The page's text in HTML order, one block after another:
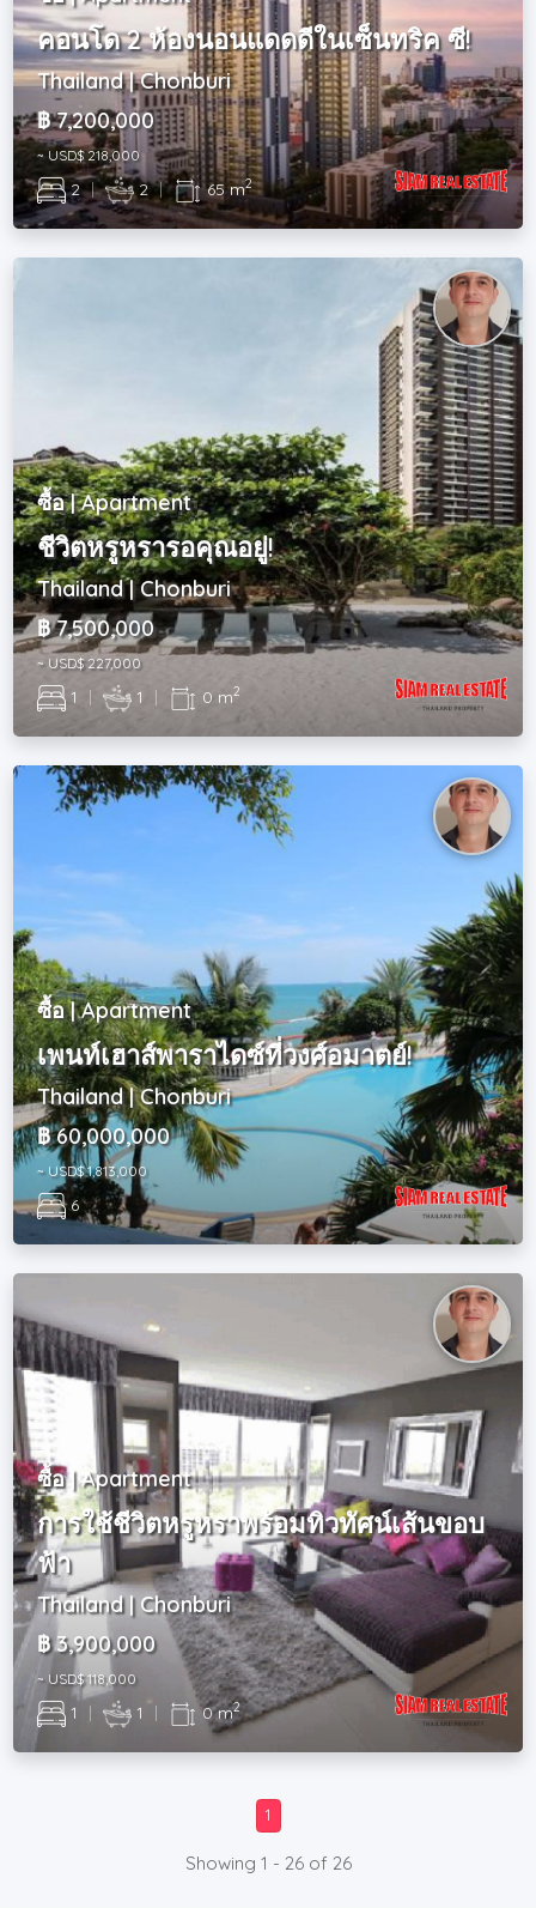
คอนโด 2 ห้องนอนแดดดีในเซ็นทริค ซี!
Thailand | Chonburi
฿ 7,200,000
~ USD$ 218,000
2 | 2 | 65 m2
ซื้อ | Apartment
ชีวิตหรูหรารอคุณอยู่!
Thailand | Chonburi
฿ 7,500,000
~ USD$ 227,000
1 | 1 | 0 m2
ซื้อ | Apartment
เพนท์เฮาส์พาราไดซ์ที่วงศ์อมาตย์!
Thailand | Chonburi
฿ 60,000,000
~ USD$ 1,813,000
6
ซื้อ | Apartment
การใช้ชีวิตหรูหราพร้อมทิวทัศน์เส้นขอบ
ฟ้า
Thailand | Chonburi
฿ 3,900,000
~ USD$ 118,000
1 | 1 | 0 m2
1
Showing 1 - 26 of 26